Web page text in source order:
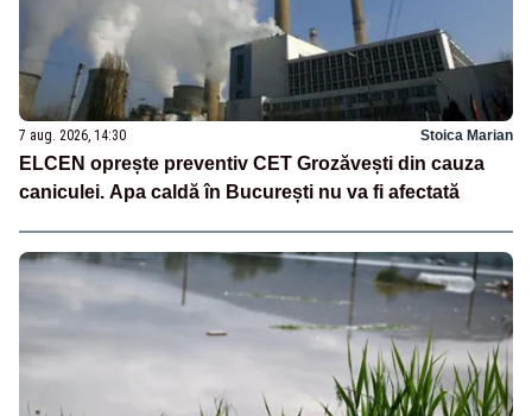
7 aug. 2026, 14:30 Stoica Marian
ELCEN oprește preventiv CET Grozăvești din cauza
caniculei. Apa caldă în București nu va fi afectată